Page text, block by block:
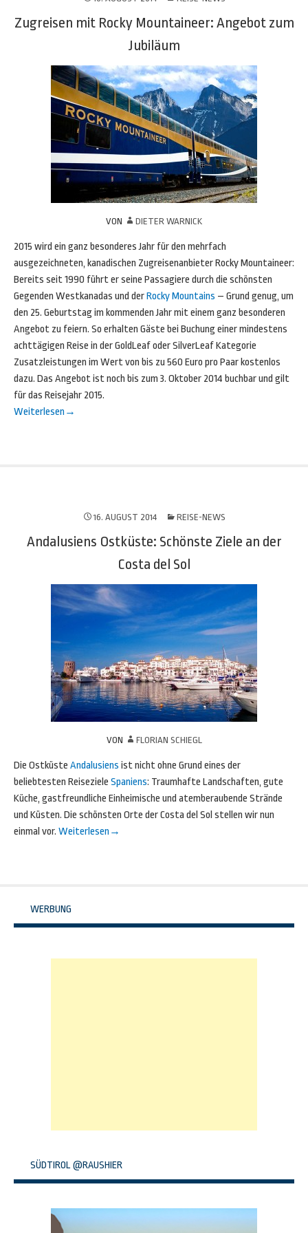
Zugreisen mit Rocky Mountaineer: Angebot zum
Jubiläum
VON DIETER WARNICK
2015 wird ein ganz besonderes Jahr für den mehrfach
ausgezeichneten, kanadischen Zugreisenanbieter Rocky Mountaineer:
Bereits seit 1990 führt er seine Passagiere durch die schönsten
Gegenden Westkanadas und derRocky Mountains – Grund genug, um
den 25. Geburtstag im kommenden Jahr mit einem ganz besonderen
Angebot zu feiern. So erhalten Gäste bei Buchung einer mindestens
achttägigen Reise in der GoldLeaf oder SilverLeaf Kategorie
Zusatzleistungen im Wert von bis zu 560 Euro pro Paar kostenlos
dazu. Das Angebot ist noch bis zum 3. Oktober 2014 buchbar und gilt
für das Reisejahr 2015.
Weiterlesen →
16. AUGUST 2014 REISE-NEWS
Andalusiens Ostküste: Schönste Ziele an der
Costa del Sol
VON FLORIAN SCHIEGL
Die Ostküste Andalusiens ist nicht ohne Grund eines der
beliebtesten Reiseziele Spaniens: Traumhafte Landschaften, gute
Küche, gastfreundliche Einheimische und atemberaubende Strände
und Küsten. Die schönsten Orte der Costa del Sol stellen wir nun
einmal vor. Weiterlesen →
WERBUNG
SÜDTIROL @RAUSHIER